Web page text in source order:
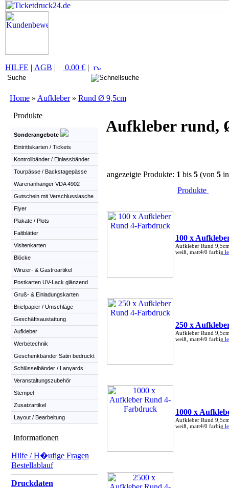
HILFE | AGB | 0,00 € |
Home » Aufkleber» Rund Ø 9,5cm
Produkte
Sonderangebote
Eintrittskarten / Tickets
Kontrollbänder / Einlassbänder
Tourpässe / Backstagepässe
Warenanhänger VDA 4902
Gutschein mit Verschlusslasche
Flyer
Plakate / Plots
Faltblätter
Visitenkarten
Blöcke
Winzer- & Gastroartikel
Postkarten UV-Lack glänzend
Gruß- & Einladungskarten
Briefpapier / Umschläge
Geschäftsaustattung
Aufkleber
Werbetechnik
Geschenkbänder Satin bedruckt
Schlüsselbänder / Lanyards
Veranstaltungszubehör
Stempel
Zusatzartikel
Layout / Bearbeitung
Informationen
Hilfe / H�ufige Fragen
Bestellablauf
Druckdaten
Aufkleber rund,
angezeigte Produkte: 1 bis 5 (von 5
Produkte
100 x
Aufkleber Rund
weiß, matt4/0 farbig
250 x
Aufkleber Rund
weiß, matt4/0 farbig
1000 x
Aufkleber Rund
weiß, matt4/0 farbig